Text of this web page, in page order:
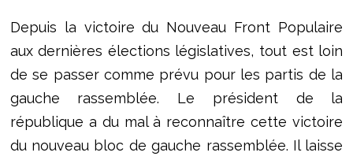
Depuis la victoire du Nouveau Front Populaire
aux dernières élections législatives, tout est loin
de se passer comme prévu pour les partis de la
gauche rassemblée. Le président de la
république a du mal à reconnaître cette victoire
du nouveau bloc de gauche rassemblée. Il laisse